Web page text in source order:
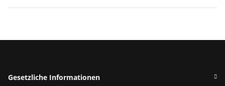
Gesetzliche Informationen